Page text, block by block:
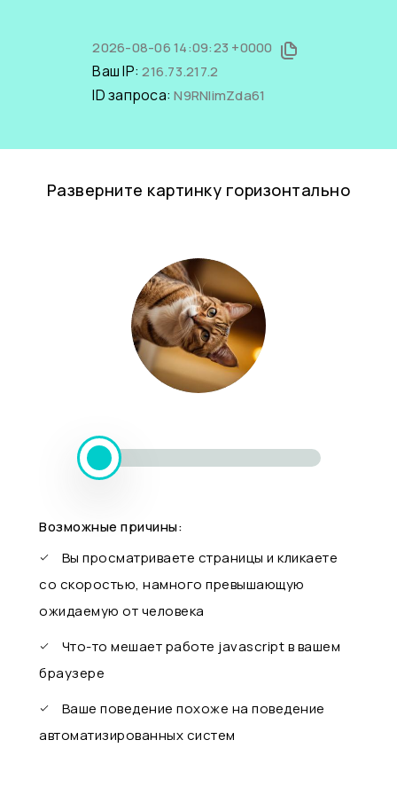
2026-08-06 14:09:23 +0000
Ваш IP:216.73.217.2
ID запроса:N9RNIimZda61
Разверните картинку горизонтально
Возможные причины:
Вы просматриваете страницы и кликаете
со скоростью, намного превышающую
ожидаемую от человека
Что-то мешает работе javascript в вашем
браузере
Ваше поведение похоже на поведение
автоматизированных систем